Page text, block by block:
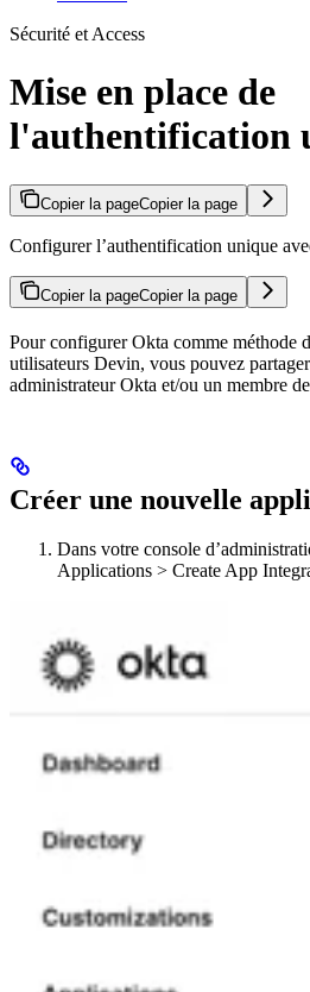
Sécurité et Access
Mise en place de
l'authentification
Copier la pageCopier la page
Configurer l’authentification unique
Copier la pageCopier la page
Pour configurer Okta comme méthode
utilisateurs Devin, vous pouvez
administrateur Okta et/ou un membre
Créer une nouvelle
Dans votre console
Applications > Create App